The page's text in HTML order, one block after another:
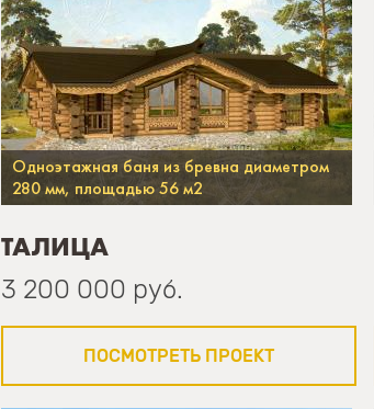
Одноэтажная баня из бревна диаметром
280 мм, площадью 56 м2
ТАЛИЦА
3 200 000 руб.
ПОСМОТРЕТЬ ПРОЕКТ